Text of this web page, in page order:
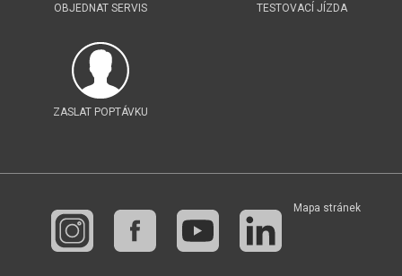
OBJEDNAT SERVIS TESTOVACÍ JÍZDA
ZASLAT POPTÁVKU
Mapa stránek